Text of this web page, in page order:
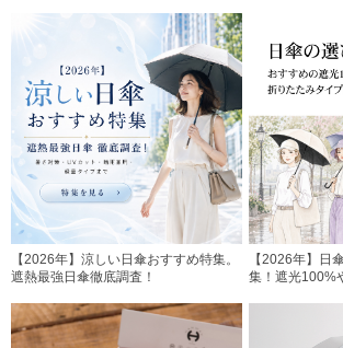
【2026年】涼しい日傘おすすめ特集。
遮熱最強日傘徹底調査！
【2026年】日
集！遮光100%